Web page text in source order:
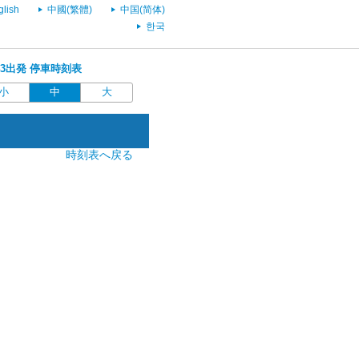
中國(繁體)
中国(简体)
한국
出発 停車時刻表
中 大
時刻表へ戻る